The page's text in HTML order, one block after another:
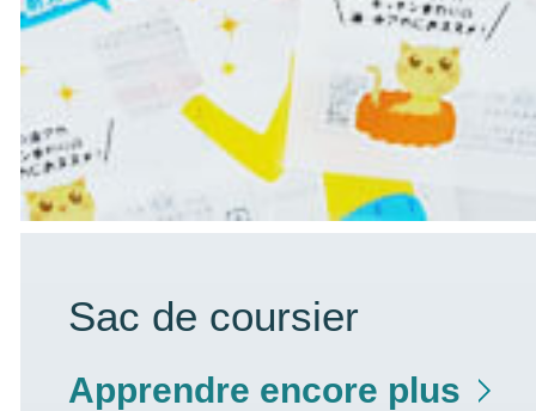
Sac de coursier
Apprendre encore plus